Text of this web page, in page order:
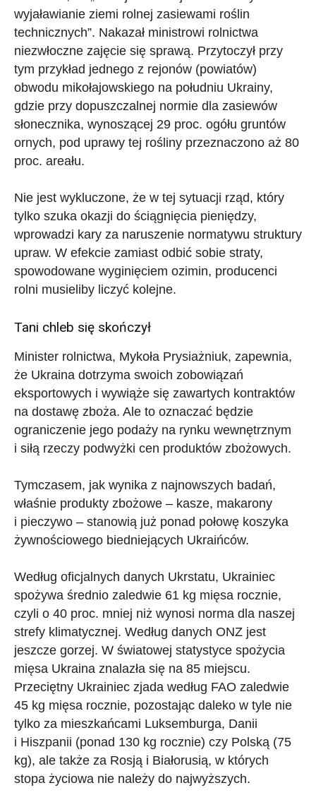
wyjaławianie ziemi rolnej zasiewami roślin
technicznych”. Nakazał ministrowi rolnictwa
niezwłoczne zajęcie się sprawą. Przytoczył przy
tym przykład jednego z rejonów (powiatów)
obwodu mikołajowskiego na południu Ukrainy,
gdzie przy dopuszczalnej normie dla zasiewów
słonecznika, wynoszącej 29 proc. ogółu gruntów
ornych, pod uprawy tej rośliny przeznaczono aż 80
proc. areału.
Nie jest wykluczone, że w tej sytuacji rząd, który
tylko szuka okazji do ściągnięcia pieniędzy,
wprowadzi kary za naruszenie normatywu struktury
upraw. W efekcie zamiast odbić sobie straty,
spowodowane wyginięciem ozimin, producenci
rolni musieliby liczyć kolejne.
Tani chleb się skończył
Minister rolnictwa, Mykoła Prysiażniuk, zapewnia,
że Ukraina dotrzyma swoich zobowiązań
eksportowych i wywiąże się zawartych kontraktów
na dostawę zboża. Ale to oznaczać będzie
ograniczenie jego podaży na rynku wewnętrznym
i siłą rzeczy podwyżki cen produktów zbożowych.
Tymczasem, jak wynika z najnowszych badań,
właśnie produkty zbożowe – kasze, makarony
i pieczywo – stanowią już ponad połowę koszyka
żywnościowego biedniejących Ukraińców.
Według oficjalnych danych Ukrstatu, Ukrainiec
spożywa średnio zaledwie 61 kg mięsa rocznie,
czyli o 40 proc. mniej niż wynosi norma dla naszej
strefy klimatycznej. Według danych ONZ jest
jeszcze gorzej. W światowej statystyce spożycia
mięsa Ukraina znalazła się na 85 miejscu.
Przeciętny Ukrainiec zjada według FAO zaledwie
45 kg mięsa rocznie, pozostając daleko w tyle nie
tylko za mieszkańcami Luksemburga, Danii
i Hiszpanii (ponad 130 kg rocznie) czy Polską (75
kg), ale także za Rosją i Białorusią, w których
stopa życiowa nie należy do najwyższych.